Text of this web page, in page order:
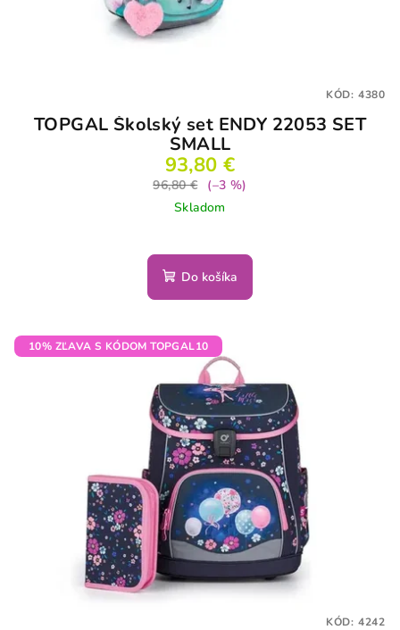
TOPGAL Školský set ENDY 22053 SET
SMALL
93,80 €
96,80 €
(–3 %)
Skladom
Do košíka
KÓD: 4380
10% ZĽAVA S KÓDOM TOPGAL10
KÓD: 4242